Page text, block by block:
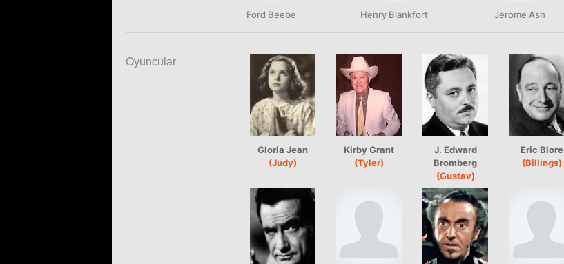
Ford Beebe Henry Blankfort Jerome Ash
Oyuncular
Gloria Jean
(Judy)
Kirby Grant
(Tyler)
J. Edward
Bromberg
(Gustav)
Eric Blore
(Billings)